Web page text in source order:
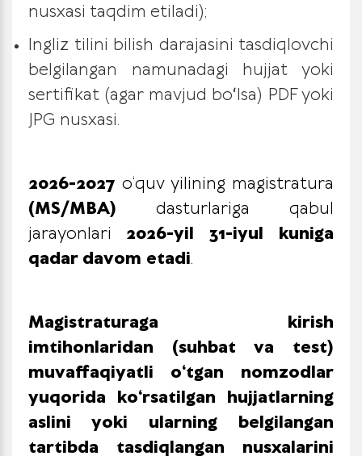
nusxasi taqdim etiladi);
Ingliz tilini bilish darajasini tasdiqlovchi
belgilangan namunadagi hujjat yoki
sertifikat (agar mavjud boʻlsa) PDF yoki
JPG nusxasi.
2026-2027 o‘quv yilining magistratura
(MS/MBA) dasturlariga qabul
jarayonlari 2026-yil 31-iyul kuniga
qadar davom etadi.
Magistraturaga kirish
imtihonlaridan (suhbat va test)
muvaffaqiyatli o‘tgan nomzodlar
yuqorida ko‘rsatilgan hujjatlarning
aslini yoki ularning belgilangan
tartibda tasdiqlangan nusxalarini